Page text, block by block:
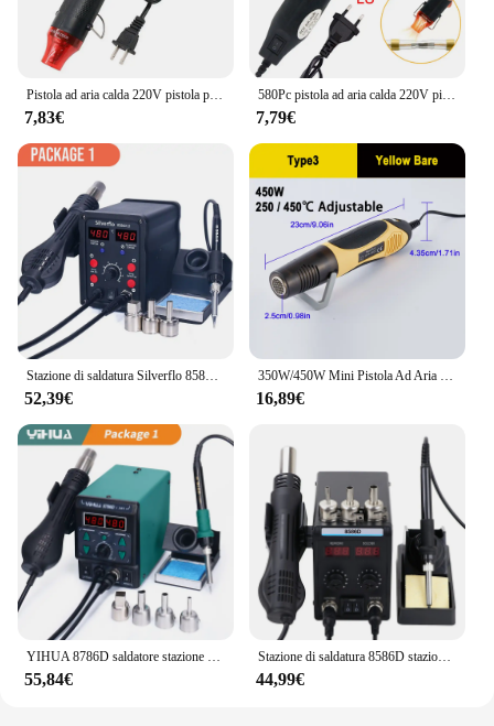
Pistola ad aria calda 220V pistola per soffiatore di temperatura di saldatura artigianato fai da te essiccatore a caldo di energia elettrica Mini pistola termica per tubi termoretraibili Car Wrap
7,83€
580Pc pistola ad aria calda 220V pistola a soffiatore di temperatura di saldatura artigianato fai da te asciugatrice a caldo Mini pistola termica guaina termoretraibile Car Wrap
7,79€
Stazione di saldatura Silverflo 8586D Stazione di saldatura con pistola ad aria calda 2 IN 1 con 2 display digitali, modalità di sospensione di 10 minuti per rilavorazione SMD
52,39€
350W/450W Mini Pistola Ad Aria Calda A Due Velocità Pistola di Riscaldamento Pistola di Calore di Saldatura Riparazione Del Telefono Mobile Strumento di Pellicola Per Auto Temperatura Regolabile
16,89€
YIHUA 8786D saldatore stazione di saldatura ad aria calda stazione di rilavorazione digitale fai da te riparazione del telefono stazione di saldatura strumento di saldatura BGA SMD
55,84€
Stazione di saldatura 8586D stazione di saldatura per pistola ad aria calda 2 IN 1 con 2 display digitali, modalità di sospensione di 10 minuti per rilavorazione 220V
44,99€